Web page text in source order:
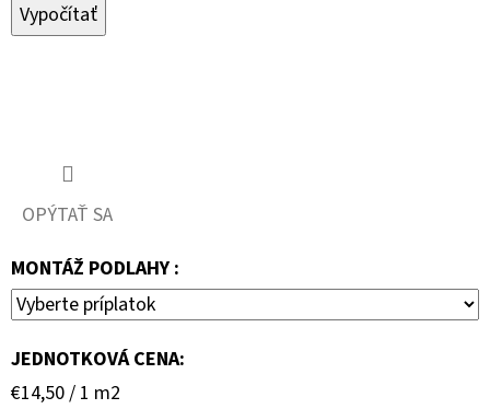
Vypočítať
OPÝTAŤ SA
MONTÁŽ PODLAHY :
JEDNOTKOVÁ CENA:
Jednotková
€14,50 / 1 m2